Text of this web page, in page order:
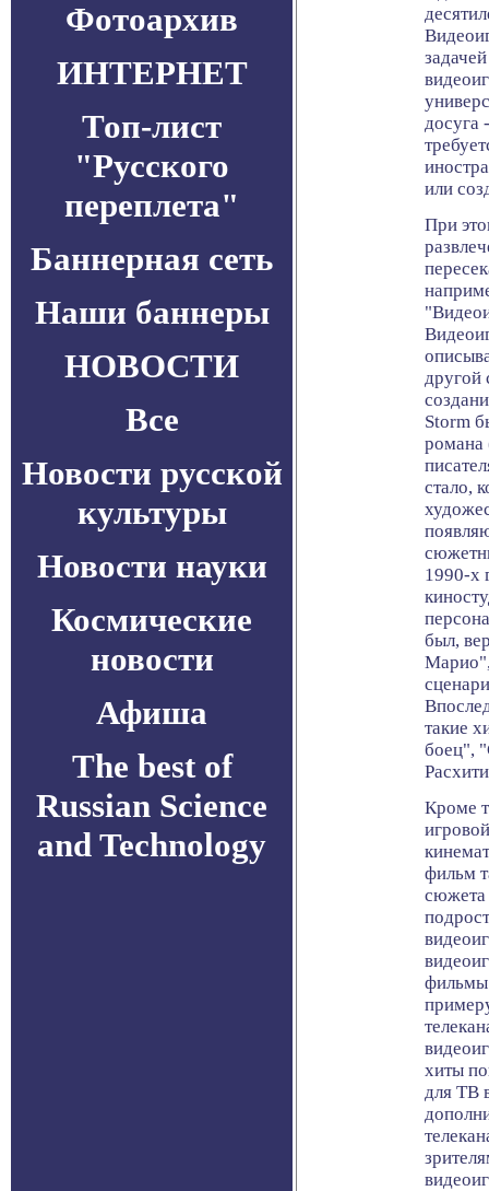
Фотоархив
ИНТЕРНЕТ
Топ-лист
"Русского
переплета"
Баннерная сеть
Наши баннеры
НОВОСТИ
Все
Новости русской
культуры
Новости науки
Космические
новости
Афиша
The best of
Russian Science
and Technology
досуга
или
При
другой
Storm
романа
стало,
1990-х
был,
Марио",
такие
боец",
Кроме
фильм
сюжета
хиты
для ТВ